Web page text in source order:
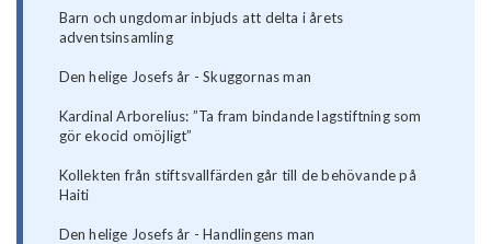
Barn och ungdomar inbjuds att delta i årets
adventsinsamling
Den helige Josefs år - Skuggornas man
Kardinal Arborelius: ”Ta fram bindande lagstiftning som
gör ekocid omöjligt”
Kollekten från stiftsvallfärden går till de behövande på
Haiti
Den helige Josefs år - Handlingens man